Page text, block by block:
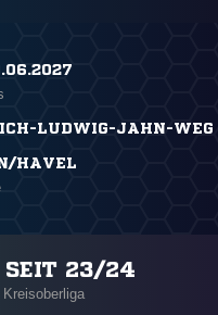
LUDWIG-JAHN-WEG
HAVEL
SEIT 23/24